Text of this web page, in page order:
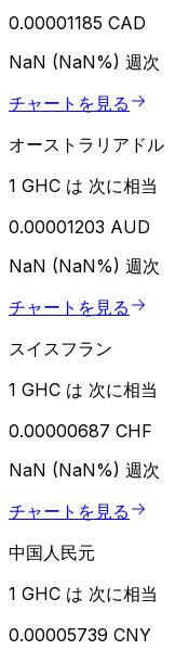
0.00001185 CAD
NaN (NaN%) 週次
チャートを見る
オーストラリアドル
1 GHC は 次に相当
0.00001203 AUD
NaN (NaN%) 週次
チャートを見る
スイスフラン
1 GHC は 次に相当
0.00000687 CHF
NaN (NaN%) 週次
チャートを見る
中国人民元
1 GHC は 次に相当
0.00005739 CNY